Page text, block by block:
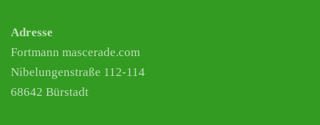
Adresse
Fortmann mascerade.com
Nibelungenstraße 112-114
68642 Bürstadt